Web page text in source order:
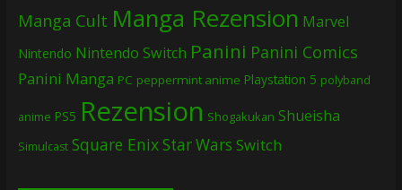
Manga Cult Manga Rezension Marvel
Nintendo Nintendo Switch Panini Panini Comics
Panini Manga PC peppermint anime Playstation 5 polyband
anime PS5 Rezension Shogakukan Shueisha
Simulcast Square EnixStar Wars Switch